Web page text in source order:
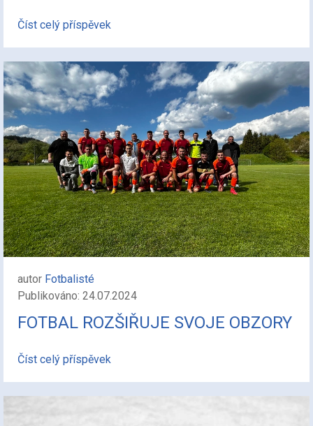
Číst celý příspěvek
autor Fotbalisté
Publikováno: 24.07.2024
FOTBAL ROZŠIŘUJE SVOJE OBZORY
Číst celý příspěvek